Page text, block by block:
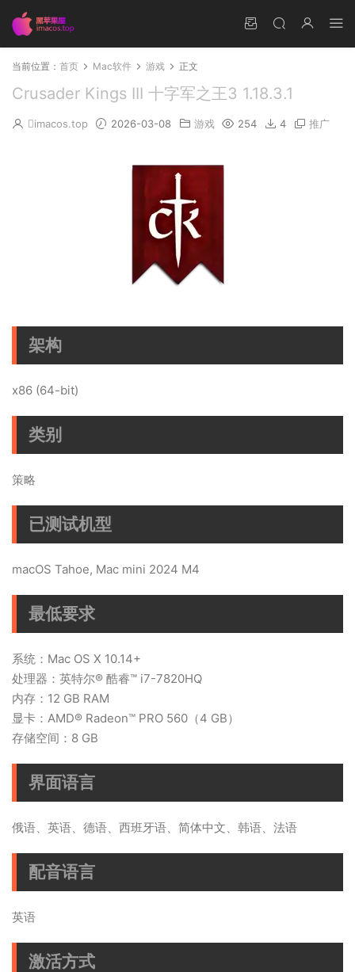
当前位置： 首页 Mac软件 游戏 正文
Crusader Kings III 十字军之王3 1.18.3.1
imacos.top 2026-03-08 游戏 254 4 推广
架构
x86 (64-bit)
类别
策略
已测试机型
macOS Tahoe, Mac mini 2024 M4
最低要求
系统：Mac OS X 10.14+
处理器：英特尔® 酷睿™ i7-7820HQ
内存：12 GB RAM
显卡：AMD® Radeon™ PRO 560（4 GB）
存储空间：8 GB
界面语言
俄语、英语、德语、西班牙语、简体中文、韩语、法语
配音语言
英语
激活方式